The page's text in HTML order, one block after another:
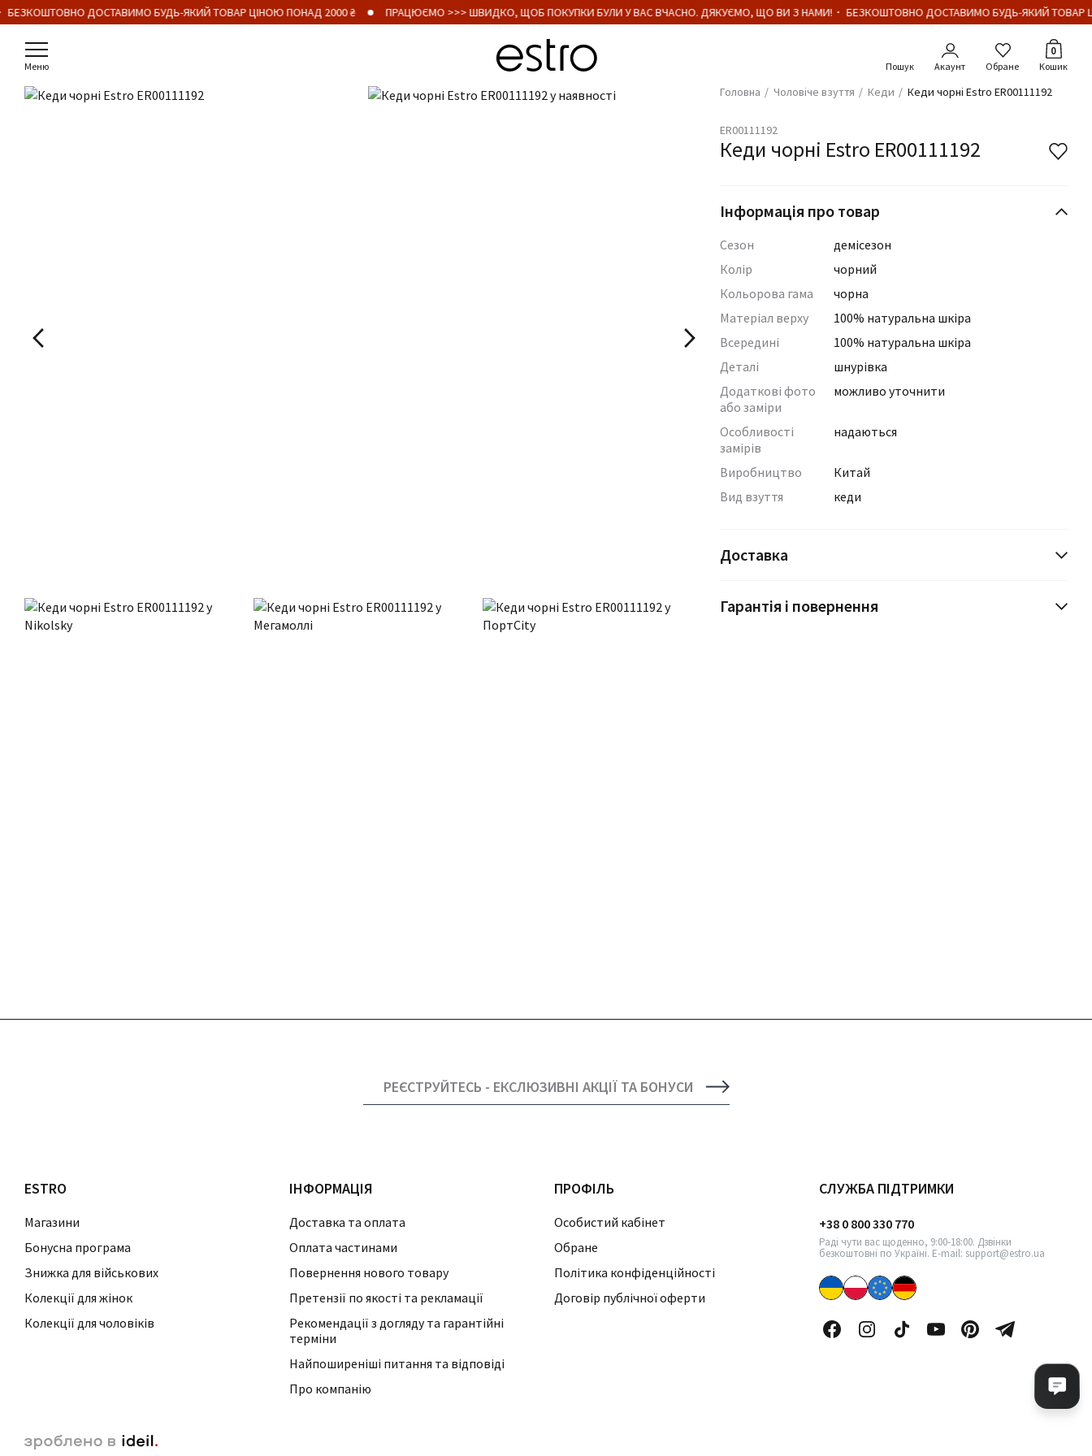
ДОСТАВИМО БУДЬ-ЯКИЙ ТОВАР ЦІНОЮ ПОНАД 2000 ₴ ПРАЦЮЄМО >>> ШВИДКО, ЩОБ ПОКУПКИ БУЛИ У ВАС ВЧАСНО. ДЯКУЄМО, ЩО ВИ З НАМИ!・ БЕЗКОШТОВНО ДОСТАВИМО БУДЬ-ЯКИЙ ТОВАР
Меню Акаунт Обране
0
Кошик
Головна Чоловіче взуття Кеди Кеди чорні Estro ER00111192
ER00111192
Кеди чорні Estro ER00111192
Інформація про товар
Сезон
демісезон
Колір
чорний
Кольорова гама
чорна
Матеріал верху
100% натуральна шкіра
Всередині
100% натуральна шкіра
Деталі
шнурівка
Додаткові фото
або заміри
можливо уточнити
Особливості
замірів
надаються
Виробництво
Китай
Вид взуття
кеди
Доставка
Гарантія і повернення
РЕЄСТРУЙТЕСЬ - ЕКСЛЮЗИВНІ АКЦІЇ ТА БОНУСИ
ESTRO
Магазини
Бонусна програма
Знижка для військових
Колекції для жінок
Колекції для чоловіків
ІНФОРМАЦІЯ
Доставка та оплата
Оплата частинами
Повернення нового товару
Претензії по якості та рекламації
Рекомендації з догляду та гарантійні
терміни
Найпоширеніші питання та відповіді
Про компанію
ПРОФІЛЬ
Особистий кабінет
Обране
Політика конфіденційності
Договір публічної оферти
СЛУЖБА ПІДТРИМКИ
+38 0 800 330 770
Раді чути вас щоденно, 9:00-18:00. Дзвінки
безкоштовні по Україні. E-mail: support@estro.ua